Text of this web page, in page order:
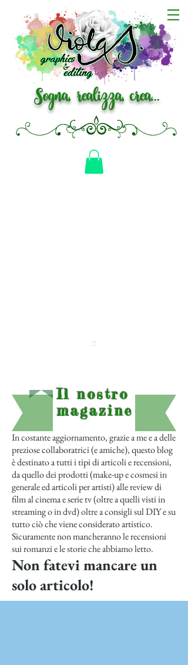
Sogna, realizza, crea...
Il nostro
magazine
In costante aggiornamento, grazie a me e a delle
preziose collaboratrici (e amiche), questo blog
è destinato a tutti i tipi di articoli e recensioni,
da quello dei prodotti (make-up e cosmesi in
generale ed articoli per artisti) alle review di
film al cinema e serie tv (oltre a quelli visti in
streaming o in dvd) oltre a consigli sul DIY e su
tutto ciò che viene considerato artistico.
Sicuramente non mancheranno le recensioni
sui romanzi e le storie che abbiamo letto.
Non fatevi mancare un
solo articolo!